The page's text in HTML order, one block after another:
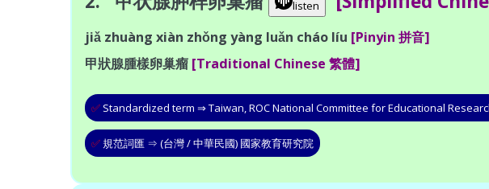
listen
jiǎ zhuàng xiàn zhǒng yàng luǎn cháo líu [Pinyin 拼音]
甲狀腺腫樣卵巢瘤 [Traditional Chinese 繁體]
✅ Standardized term ⇒ Taiwan, ROC National Committee for Educational
✅規范詞匯 ⇒ (台灣 / 中華民國) 國家教育研究院